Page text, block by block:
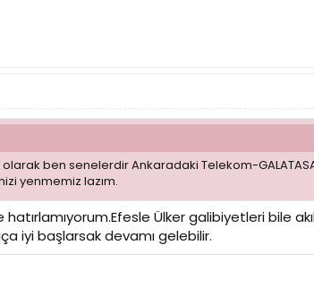
ben senelerdir Ankaradaki Telekom-
yenmemiz lazım.
Ülker galibiyetleri bile
iyi başlarsak devamı gelebilir.